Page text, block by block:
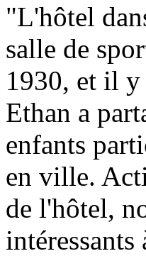
"L'hôtel
salle de
1930, et il y
Ethan a
enfants
en ville.
de l'hôtel,
intéressants